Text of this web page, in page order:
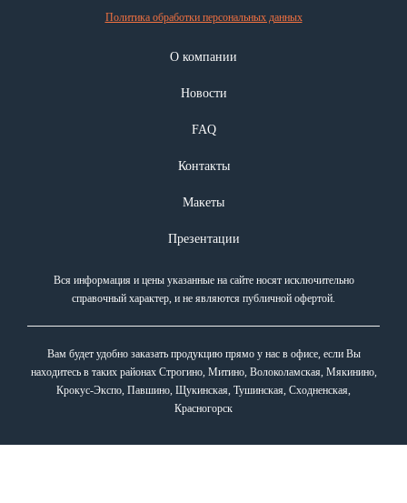
Политика обработки персональных данных
О компании
Новости
FAQ
Контакты
Макеты
Презентации
Вся информация и цены указанные на сайте носят исключительно
справочный характер, и не являются публичной офертой.
Вам будет удобно заказать продукцию прямо у нас в офисе, если Вы
находитесь в таких районах Строгино, Митино, Волоколамская, Мякинино,
Крокус-Экспо, Павшино, Щукинская, Тушинская, Сходненская,
Красногорск